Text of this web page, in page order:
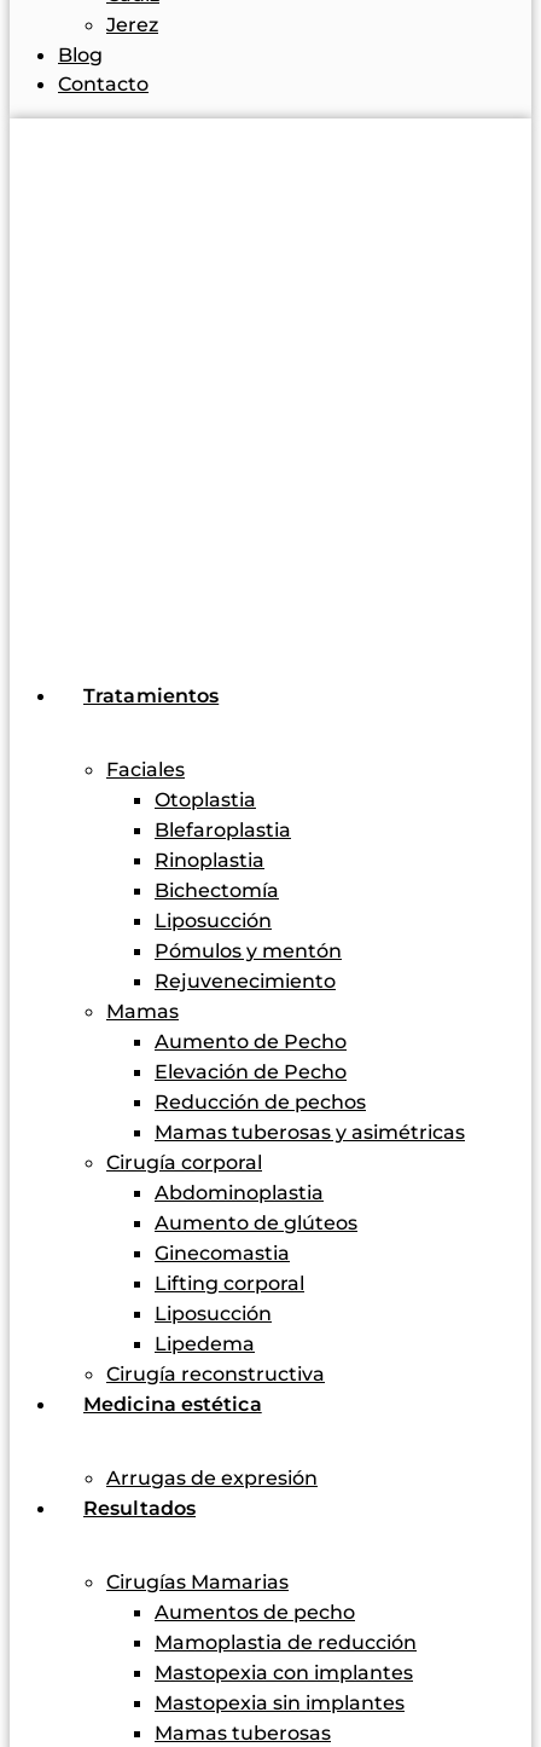
Jerez
Blog
Contacto
Tratamientos
Faciales
Otoplastia
Blefaroplastia
Rinoplastia
Bichectomía
Liposucción
Pómulos y mentón
Rejuvenecimiento
Mamas
Aumento de Pecho
Elevación de Pecho
Reducción de pechos
Mamas tuberosas y asimétricas
Cirugía corporal
Abdominoplastia
Aumento de glúteos
Ginecomastia
Lifting corporal
Liposucción
Lipedema
Cirugía reconstructiva
Medicina estética
Arrugas de expresión
Resultados
Cirugías Mamarias
Aumentos de pecho
Mamoplastia de reducción
Mastopexia con implantes
Mastopexia sin implantes
Mamas tuberosas